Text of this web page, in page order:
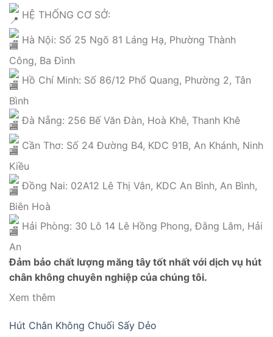
HỆ THỐNG CƠ SỞ:
Hà Nội: Số 25 Ngõ 81 Láng Hạ, Phường Thành
Công, Ba Đình
Hồ Chí Minh: Số 86/12 Phổ Quang, Phường 2, Tân
Bình
Đà Nẵng: 256 Bế Văn Đàn, Hoà Khê, Thanh Khê
Cần Thơ: Số 24 Đường B4, KDC 91B, An Khánh, Ninh
Kiều
Đồng Nai: 02A12 Lê Thị Vân, KDC An Bình, An Bình,
Biên Hoà
Hải Phòng: 30 Lô 14 Lê Hồng Phong, Đằng Lâm, Hải
An
Đảm bảo chất lượng măng tây tốt nhất với dịch vụ hút
chân không chuyên nghiệp của chúng tôi.
Xem thêm
Hút Chân Không Chuối Sấy Dẻo